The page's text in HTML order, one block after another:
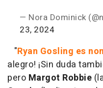
— Nora Dominick
23, 2024
"Ryan Gosling es
alegro! ¡Sin duda
pero Margot Robbie